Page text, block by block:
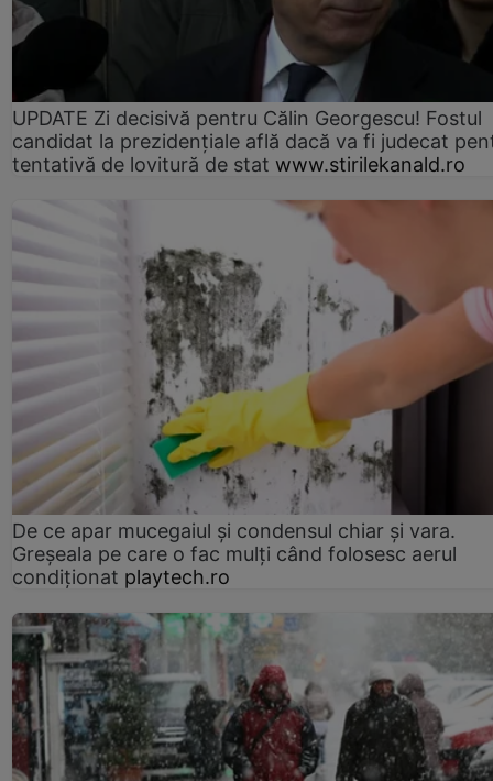
UPDATE Zi decisivă pentru Călin Georgescu! Fostul
candidat la prezidențiale află dacă va fi judecat
tentativă de lovitură de stat www.stirilekanald.ro
De ce apar mucegaiul și condensul chiar și vara.
Greșeala pe care o fac mulți când folosesc aerul
condiționat playtech.ro